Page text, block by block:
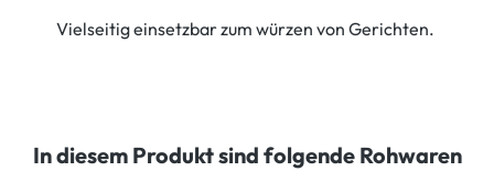
Vielseitig einsetzbar zum würzen von Gerichten.
In diesem Produkt sind folgende Rohwaren